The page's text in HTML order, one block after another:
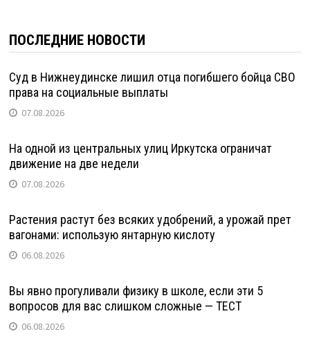
ПОСЛЕДНИЕ НОВОСТИ
Суд в Нижнеудинске лишил отца погибшего бойца СВО
права на социальные выплаты
07.08.2026
На одной из центральных улиц Иркутска ограничат
движение на две недели
07.08.2026
Растения растут без всяких удобрений, а урожай прет
вагонами: использую янтарную кислоту
06.08.2026
Вы явно прогуливали физику в школе, если эти 5
вопросов для вас слишком сложные — ТЕСТ
06.08.2026